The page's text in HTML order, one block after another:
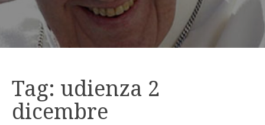
Tag: udienza 2
dicembre